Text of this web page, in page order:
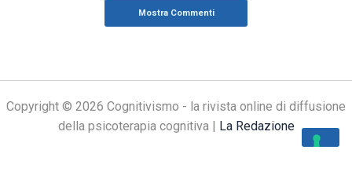
Mostra Commenti
Copyright © 2026 Cognitivismo - la rivista online di diffusione
della psicoterapia cognitiva | La Redazione